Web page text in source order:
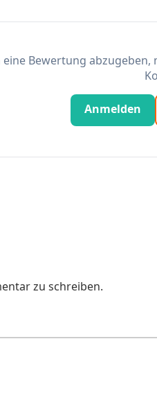
eine Bewertung
Anmelden
zu schreiben.